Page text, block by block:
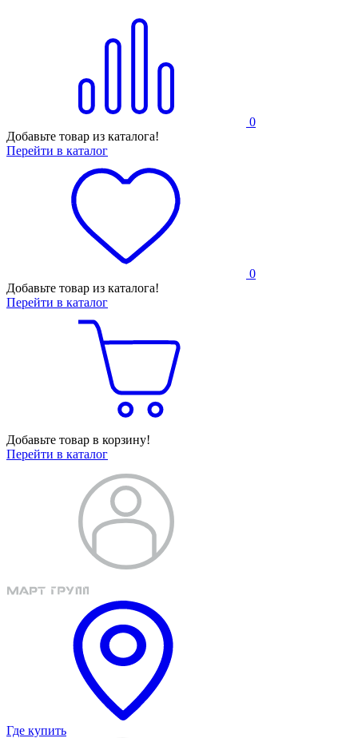
0
Добавьте товар из каталога!
Перейти в каталог
0
Добавьте товар из каталога!
Перейти в каталог
Добавьте товар в корзину!
Перейти в каталог
Где купить